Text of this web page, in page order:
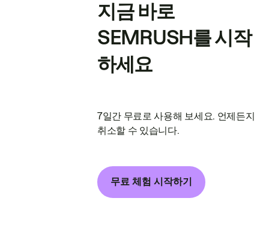
지금 바로
SEMRUSH를 시작
하세요
7일간 무료로 사용해 보세요. 언제든지
취소할 수 있습니다.
무료 체험 시작하기